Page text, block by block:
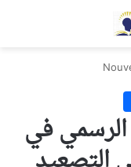
الرسمي في